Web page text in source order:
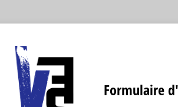
Formulaire